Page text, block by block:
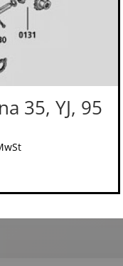
35, YJ, 95